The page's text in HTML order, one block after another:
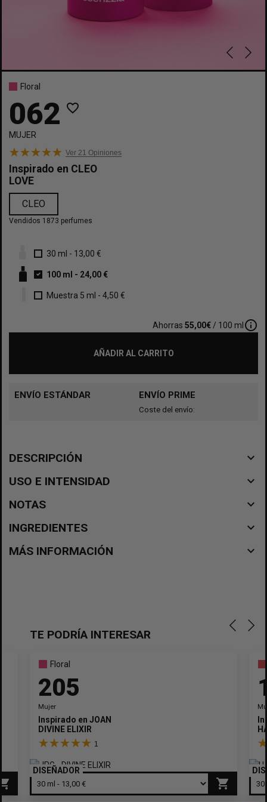
Crear lista de deseos ×
Floral
062 favorite_border
MUJER
Ver 21 Opiniones
Inspirado en CLEO
LOVE
CLEO
Vendidos 1873 perfumes
30 ml - 13,00 €
100 ml - 24,00 €
Muestra 5 ml - 4,50 €
Ahorras 55,00€ / 100 mlinfo_outline
AÑADIR AL CARRITO
ENVÍO ESTÁNDAR ENVÍO PRIME
Coste del envío:
DESCRIPCIÓN navigate_before
USO E INTENSIDAD navigate_before
NOTAS navigate_before
INGREDIENTES navigate_before
MÁS INFORMACIÓN navigate_before
TE PODRÍA INTERESAR
Floral
205
Mujer
Inspirado en JOAN
DIVINE ELIXIR
1
DISEÑADOR
shopping_cart